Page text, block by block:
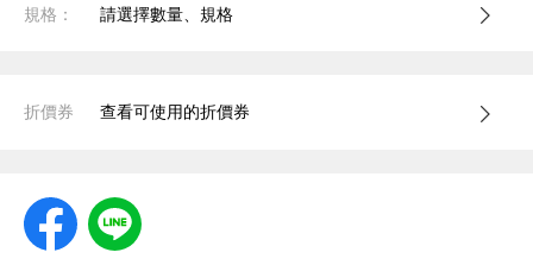
規格： 請選擇數量、規格
折價券 查看可使用的折價券